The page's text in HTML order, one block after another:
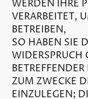
WERDEN IHRE
VERARBEITET,
BETREIBEN,
SO HABEN SIE
WIDERSPRUCH
ZUM ZWECKE
EINZULEGEN;